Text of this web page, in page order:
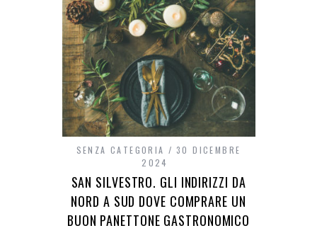
SENZA CATEGORIA
30 DICEMBRE
2024
SAN SILVESTRO. GLI INDIRIZZI DA
NORD A SUD DOVE COMPRARE UN
BUON PANETTONE GASTRONOMICO